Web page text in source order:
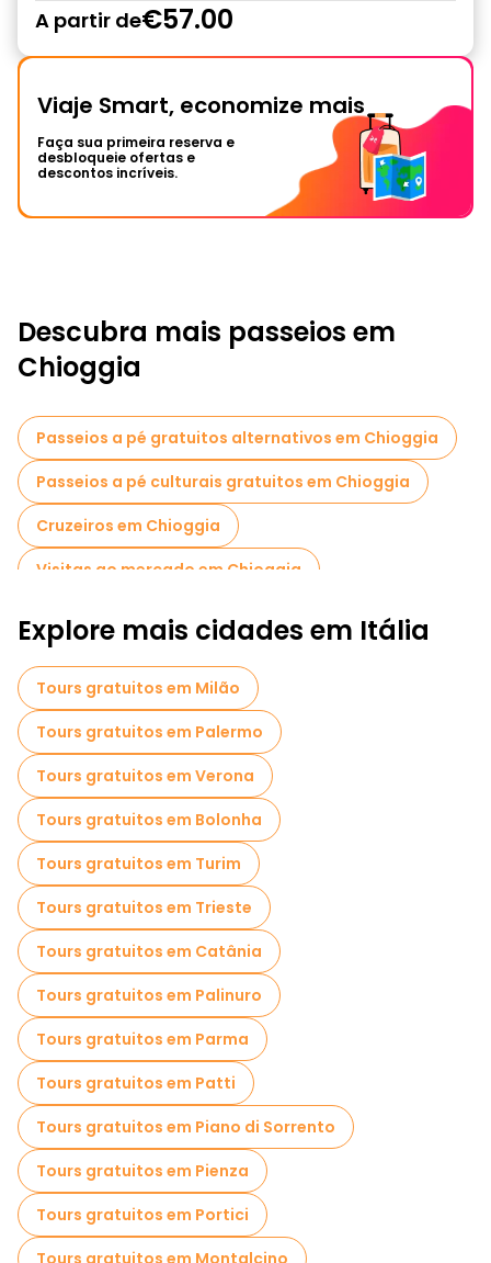
A partir de€57.00
Viaje Smart, economize mais
Faça sua primeira reserva e
desbloqueie ofertas e
descontos incríveis.
Descubra mais passeios em
Chioggia
Passeios a pé gratuitos alternativos em Chioggia
Passeios a pé culturais gratuitos em Chioggia
Cruzeiros em Chioggia
Visitas ao mercado em Chioggia
Explore mais cidades em Itália
Tours gratuitos em Milão
Tours gratuitos em Palermo
Tours gratuitos em Verona
Tours gratuitos em Bolonha
Tours gratuitos em Turim
Tours gratuitos em Trieste
Tours gratuitos em Catânia
Tours gratuitos em Palinuro
Tours gratuitos em Parma
Tours gratuitos em Patti
Tours gratuitos em Piano di Sorrento
Tours gratuitos em Pienza
Tours gratuitos em Portici
Tours gratuitos em Montalcino